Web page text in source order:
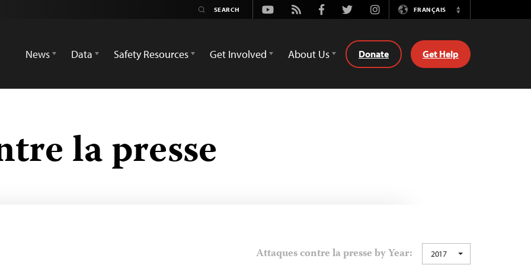
Youtube
Rss FacebookTwitterInstagramFRANÇAIS
Switch
News
Data Safety Resources Get Involved About Us Donate Get Help
la presse
Attaques contre la presse by Year: 2017